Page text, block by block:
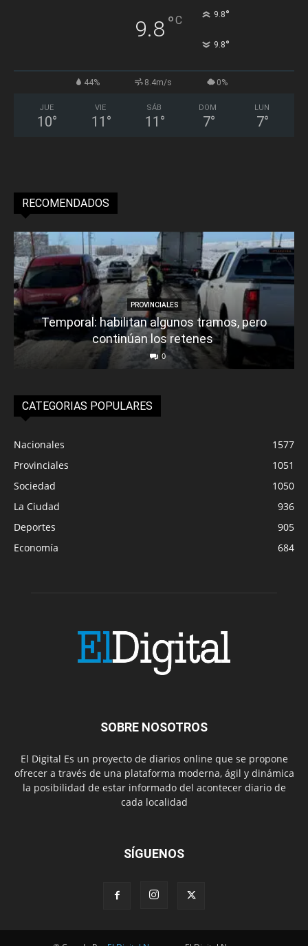
9.8°C 9.8°
9.8°
44% 8.4m/s 0%
JUE
10°
VIE
11 °
SÁB
11 °
DOM
7°
LUN
7°
RECOMENDADOS
PROVINCIALES
Temporal: habilitan algunos tramos, pero
continúan los retenes
0
CATEGORIAS POPULARES
Nacionales
1577
Provinciales
1051
Sociedad
1050
La Ciudad
936
Deportes
905
Economía
684
SOBRE NOSOTROS
El Digital Es un proyecto de diarios online que se propone
ofrecer a través de una plataforma moderna, ágil y dinámica
la posibilidad de estar informado del acontecer diario de
cada localidad
SÍGUENOS